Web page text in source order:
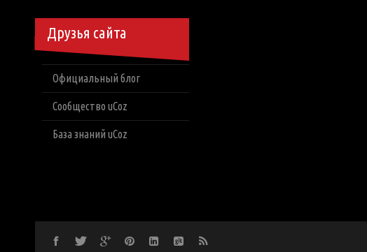
Друзья сайта
Официальный блог
Сообщество uCoz
База знаний uCoz